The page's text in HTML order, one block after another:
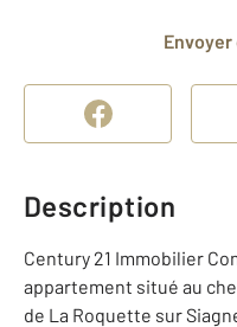
Description
Century 21 Immobilier
appartement situé au
de La Roquette sur